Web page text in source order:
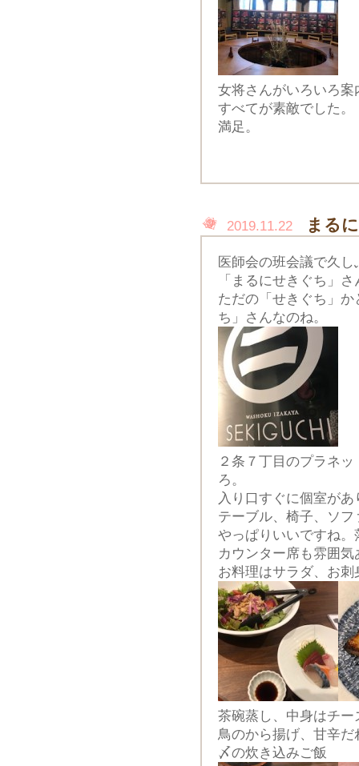
女将さんがいろいろ
すべてが素敵でした。
満足。
2019.11.22 まる
医師会の班会議で久
「まるにせきぐち」さ
ただの「せきぐち」
ち」さんなのね。
２条７丁目のプラネ
ろ。
入り口すぐに個室があ
テーブル、椅子、ソ
やっぱりいいですね。
カウンター席も雰囲
お料理はサラダ、お刺
茶碗蒸し、中身はチ
鳥のから揚げ、甘辛だ
〆の炊き込みご飯